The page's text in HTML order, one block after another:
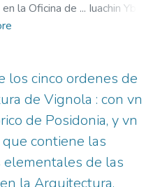
la Oficina de ... Iuachin Ybarra
Segura ... y de ... Manl.
1573
; Villanueva, Diego de, 1715-
Gabriel ;Rodríguez, Manuel
1802
los cinco ordenes de
de Vignola : con vn
de Posidonia, y vn
contiene las
elementales de las